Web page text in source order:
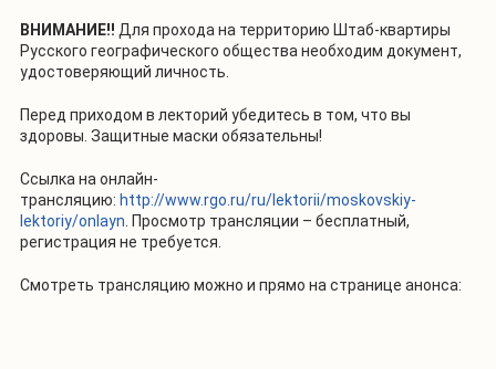
ВНИМАНИЕ!! Для прохода на территорию Штаб-квартиры
Русского географического общества необходим документ,
удостоверяющий личность.
Перед приходом в лекторий убедитесь в том, что вы
здоровы. Защитные маски обязательны!
Ссылка на онлайн-
трансляцию: http://www.rgo.ru/ru/lektorii/moskovskiy-
lektoriy/onlayn . Просмотр трансляции – бесплатный,
регистрация не требуется.
Смотреть трансляцию можно и прямо на странице анонса: